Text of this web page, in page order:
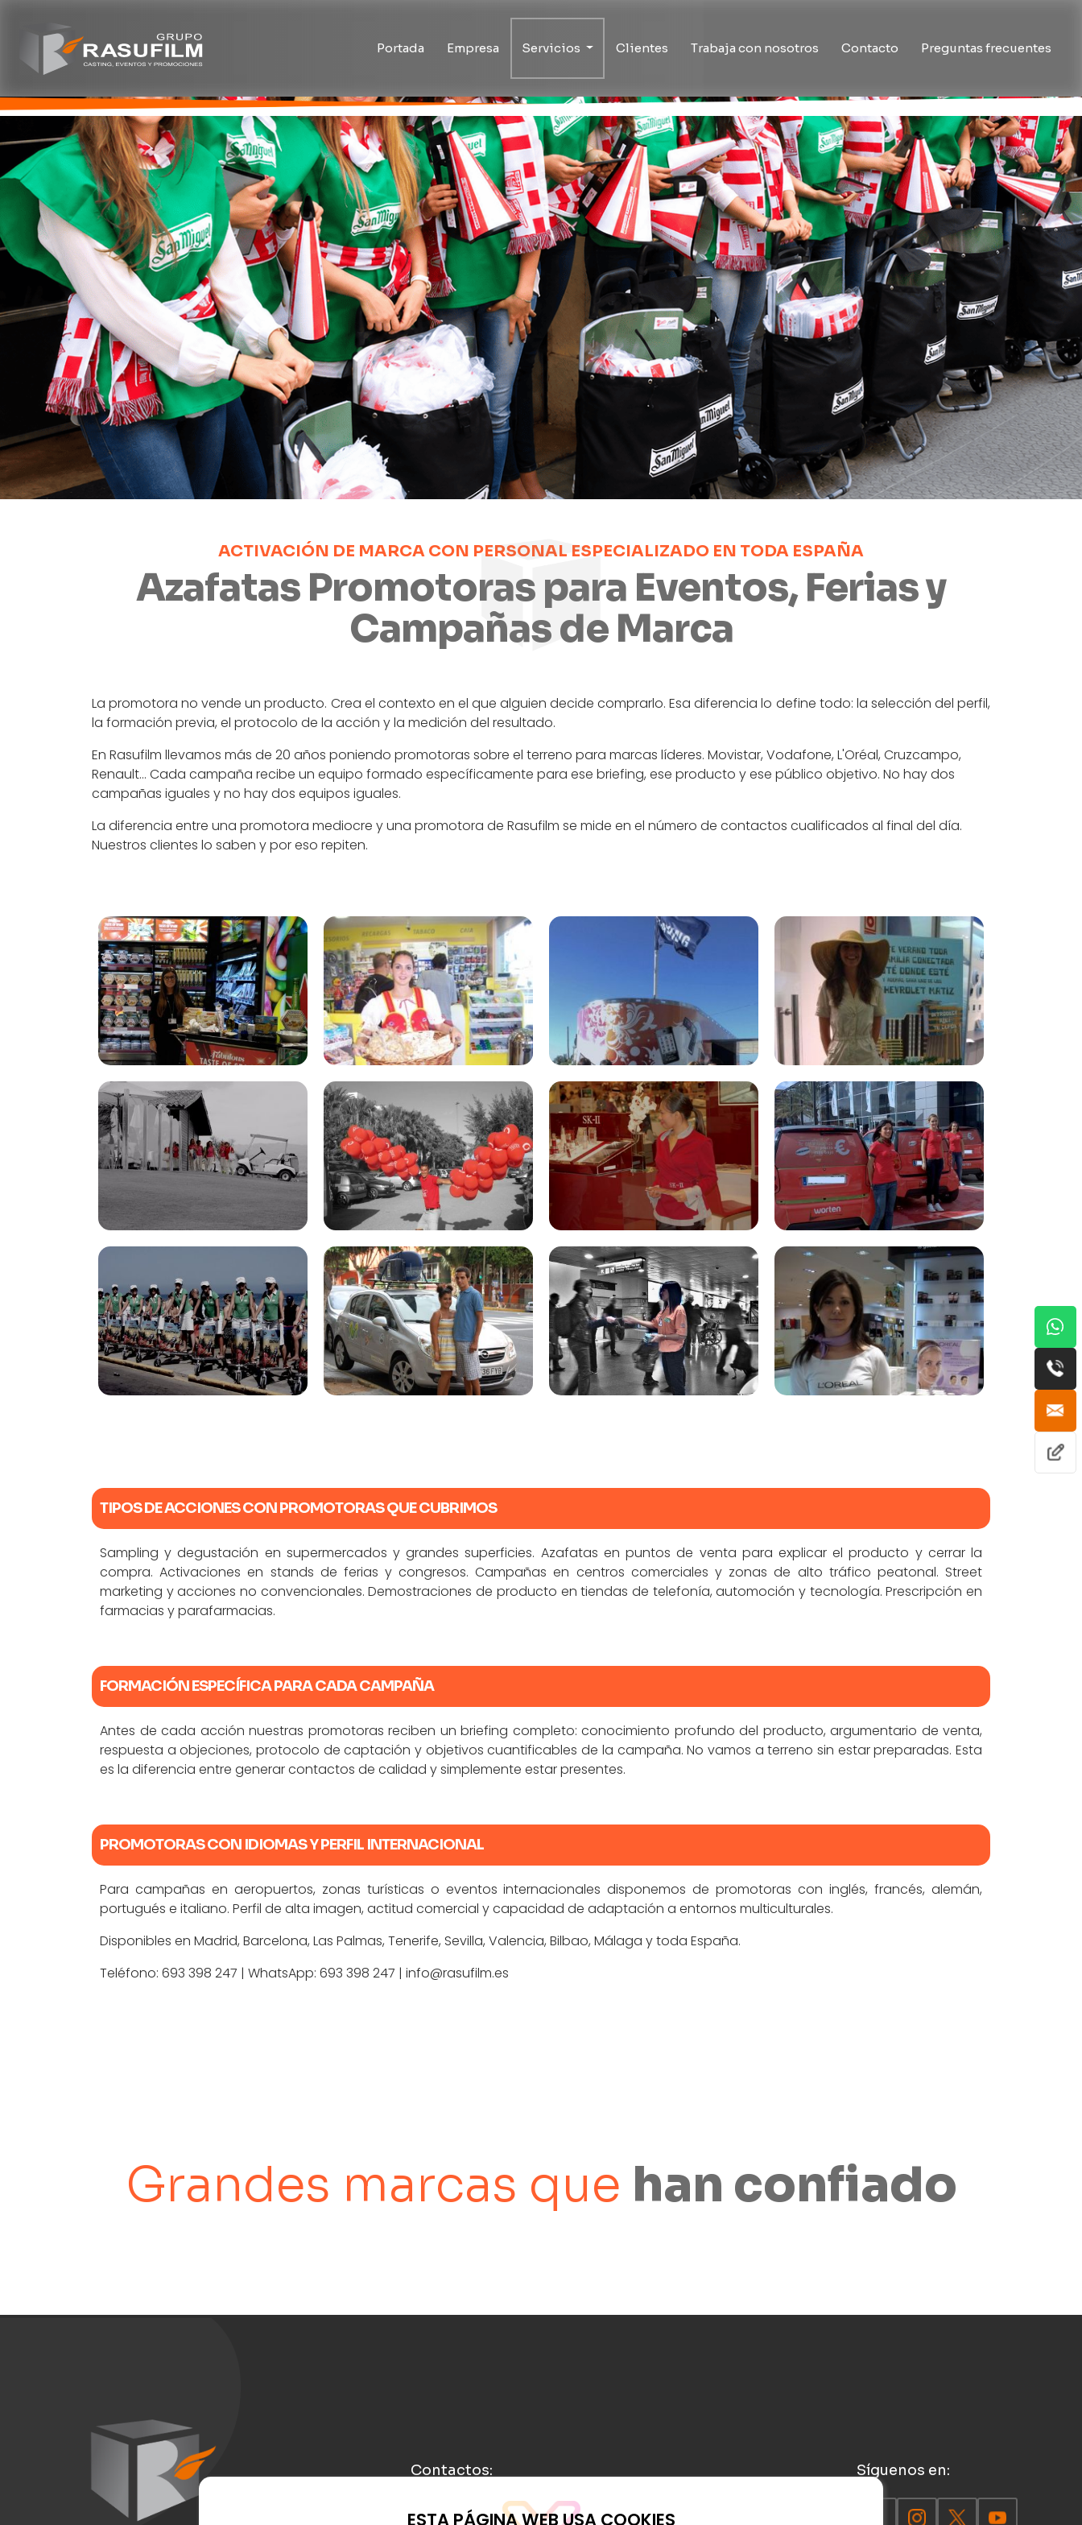
Portada Empresa Servicios Clientes Trabaja con nosotros Contacto Preguntas frecuentes
ACTIVACIÓN DE MARCA CON PERSONAL ESPECIALIZADO EN TODA ESPAÑA
Azafatas Promotoras para Eventos, Ferias y
Campañas de Marca
La promotora no vende un producto. Crea el contexto en el que alguien decide comprarlo. Esa diferencia lo define todo: la selección del perfil,
la formación previa, el protocolo de la acción y la medición del resultado.
En Rasufilm llevamos más de 20 años poniendo promotoras sobre el terreno para marcas líderes. Movistar, Vodafone, L'Oréal, Cruzcampo,
Renault... Cada campaña recibe un equipo formado específicamente para ese briefing, ese producto y ese público objetivo. No hay dos
campañas iguales y no hay dos equipos iguales.
La diferencia entre una promotora mediocre y una promotora de Rasufilm se mide en el número de contactos cualificados al final del día.
Nuestros clientes lo saben y por eso repiten.
TIPOS DE ACCIONES CON PROMOTORAS QUE CUBRIMOS
Sampling y degustación en supermercados y grandes superficies. Azafatas en puntos de venta para explicar el producto y cerrar la
compra. Activaciones en stands de ferias y congresos. Campañas en centros comerciales y zonas de alto tráfico peatonal. Street
marketing y acciones no convencionales. Demostraciones de producto en tiendas de telefonía, automoción y tecnología. Prescripción en
farmacias y parafarmacias.
FORMACIÓN ESPECÍFICA PARA CADA CAMPAÑA
Antes de cada acción nuestras promotoras reciben un briefing completo: conocimiento profundo del producto, argumentario de venta,
respuesta a objeciones, protocolo de captación y objetivos cuantificables de la campaña. No vamos a terreno sin estar preparadas. Esta
es la diferencia entre generar contactos de calidad y simplemente estar presentes.
PROMOTORAS CON IDIOMAS Y PERFIL INTERNACIONAL
Para campañas en aeropuertos, zonas turísticas o eventos internacionales disponemos de promotoras con inglés, francés, alemán,
portugués e italiano. Perfil de alta imagen, actitud comercial y capacidad de adaptación a entornos multiculturales.
Disponibles en Madrid, Barcelona, Las Palmas, Tenerife, Sevilla, Valencia, Bilbao, Málaga y toda España.
Teléfono: 693 398 247 | WhatsApp: 693 398 247 | info@rasufilm.es
Grandes marcas que han confiado
Contactos:
info@rasufilm.es 693 398 247
Síguenos en:
ESTA PÁGINA WEB USA COOKIES